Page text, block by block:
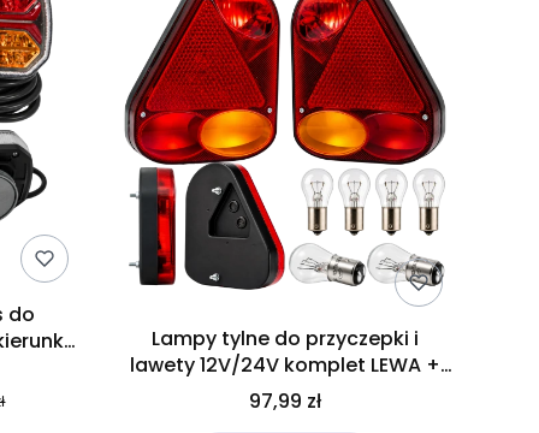
do
Lampy tylne do przyczepki i
lawety 12V/24V komplet LEWA +
PRAWA z żarówkami |
homologacja E9
97,99 zł